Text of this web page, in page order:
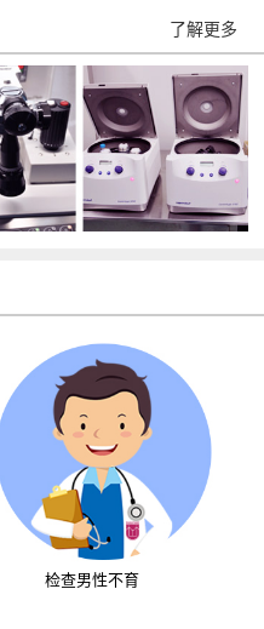
了解更多
检查男性不育